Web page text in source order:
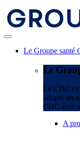
Le Groupe santé
Le
Le CHC
adopté un
CHC était
A